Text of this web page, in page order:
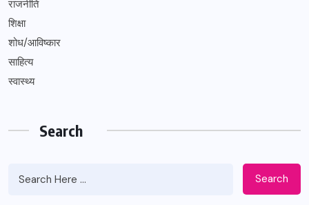
राजनीति
शिक्षा
शोध/आविष्कार
साहित्य
स्वास्थ्य
Search
Search